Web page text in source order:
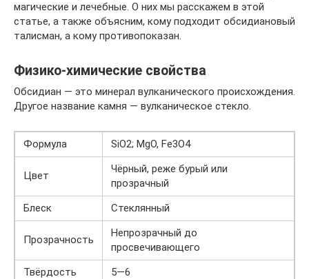
магические и лечебные. О них мы расскажем в этой
статье, а также объясним, кому подходит обсидиановый
талисман, а кому противопоказан.
Физико-химические свойства
Обсидиан — это минерал вулканического происхождения.
Другое название камня — вулканическое стекло.
Формула SiO2; MgO, Fe3O4
Цвет
Чёрный, реже бурый или
прозрачный
Блеск
Стеклянный
Прозрачность
Непрозрачный до
просвечивающего
Твёрдость
5—6